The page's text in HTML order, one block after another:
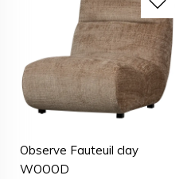
Observe Fauteuil clay
WOOOD